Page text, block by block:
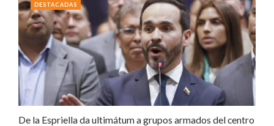
De la Espriella da ultimátum a grupos armados del centro
DESTACADAS